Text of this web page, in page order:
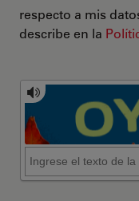
respecto a mis
describe en la